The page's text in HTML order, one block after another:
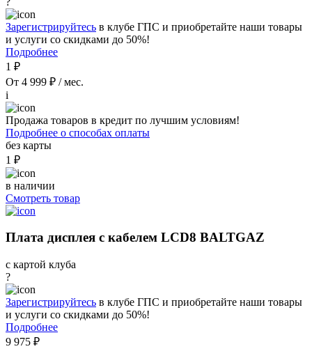
Зарегистрируйтесь в клубе ГПС и приобретайте наши товары
и услуги со скидками до 50%!
Подробнее
1 ₽
От 4 999 ₽ / мес.
i
Продажа товаров в кредит по лучшим условиям!
Подробнее о способах оплаты
без карты
1 ₽
в наличии
Смотреть товар
Плата дисплея с кабелем LCD8 BALTGAZ
с картой клуба
?
Зарегистрируйтесь в клубе ГПС и приобретайте наши товары
и услуги со скидками до 50%!
Подробнее
9 975 ₽